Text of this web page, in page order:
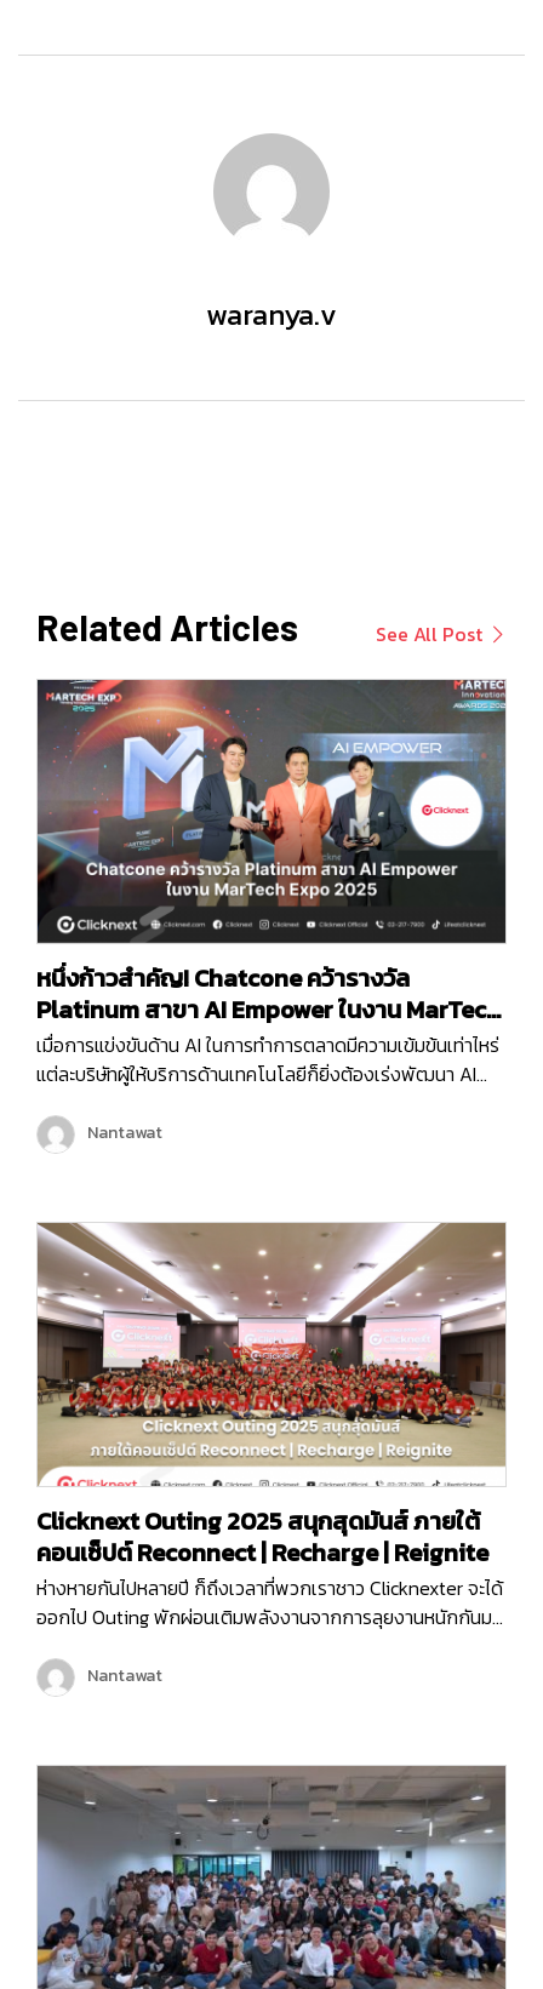
waranya.v
Related Articles See All Post
หนึ่งก้าวสำคัญ! Chatcone คว้ารางวัล
Platinum สาขา AI Empower ในงาน MarTech
Expo 2025
เมื่อการแข่งขันด้าน AI ในการทำการตลาดมีความเข้มข้นเท่าไหร่
แต่ละบริษัทผู้ให้บริการด้านเทคโนโลยีก็ยิ่งต้องเร่งพัฒนา AI
ขึ้น และครั้งนี้ถือเป็นอีกหนึ่งก้าวสำคัญของบริษัท คลิกเน็กซ์
เทคโนโลยี จำกัด เพราะ Chatcone ของเรา คว้ารางวัล AI
Nantawat
Clicknext Outing 2025 สนุกสุดมันส์ ภายใต้
คอนเซ็ปต์ Reconnect | Recharge | Reignite
ห่างหายกันไปหลายปี ก็ถึงเวลาที่พวกเราชาว Clicknexter จะได้
ออกไป Outing พักผ่อนเติมพลังงานจากการลุยงานหนักกันมา
พวกเรายังมีกิจกรรมมากมายทั้งช่วงกลางวันและกลางคืน เพื่อ
ให้พนักงานได้กระชับมิตร เติมเต็มพลังงาน จุดไฟแห่งการ
Reconnect | Recharge | Reignite…
Nantawat